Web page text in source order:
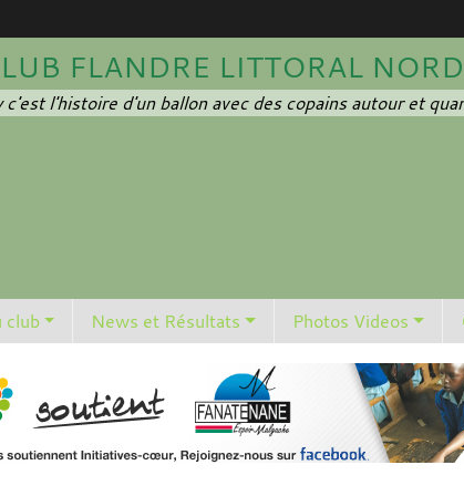
FLANDRE LITTORAL
c'est l'histoire d'un ballon avec des copains autour et
club News et Résultats Photos Videos